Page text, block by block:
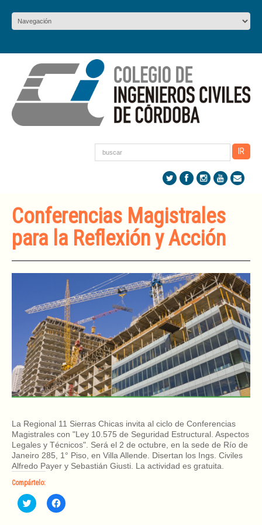
Conferencias Magistrales
para la Reflexión y Acción
La Regional 11 Sierras Chicas invita al ciclo de Conferencias
Magistrales con "Ley 10.575 de Seguridad Estructural. Aspectos
Legales y Técnicos". Será el 2 de octubre, en la sede de Río de
Janeiro 285, 1° Piso, en Villa Allende. Disertan los Ings. Civiles
Alfredo Payer y Sebastián Giusti. La actividad es gratuita.
Compártelo:
H
a
H
a